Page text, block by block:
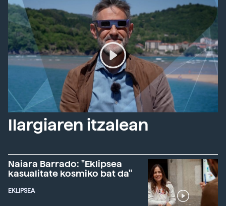
Ilargiaren itzalean
Naiara Barrado: "Eklipsea
kasualitate kosmiko bat da"
EKLIPSEA